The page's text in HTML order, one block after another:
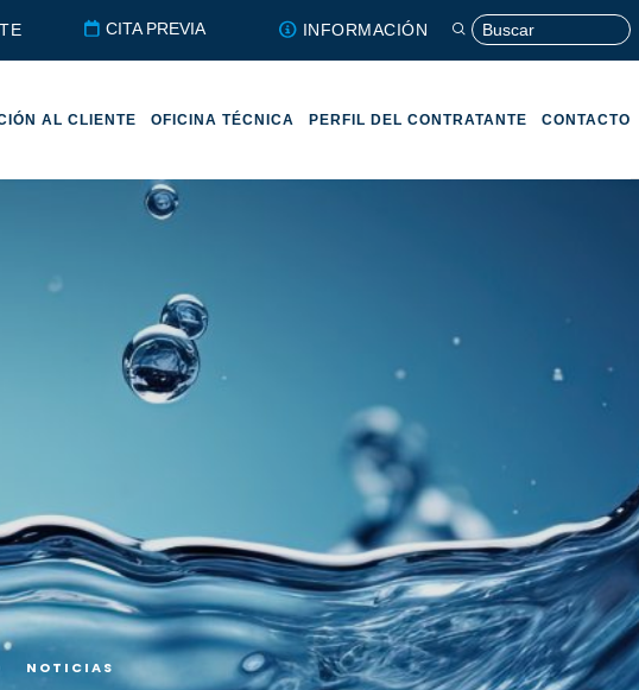
CITA PREVIA INFORMACIÓN
AL CLIENTE OFICINA TÉCNICA PERFIL DEL CONTRATANTE CONTACTO
NOTICIAS